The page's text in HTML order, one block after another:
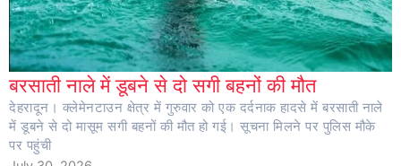
बरसाती नाले में डूबने से दो सगी बहनों की मौत
देहरादून। क्लेमेनटाउन क्षेत्र में गुरुवार को एक दर्दनाक हादसे में बरसाती नाले
में डूबने से दो मासूम सगी बहनों की मौत हो गई। सूचना मिलने पर पुलिस मौके
पर पहुंची